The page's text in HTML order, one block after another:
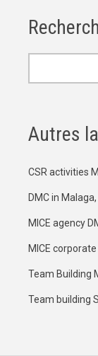
Autres
CSR activities
DMC in
MICE agency
MICE
Team Building
Team building